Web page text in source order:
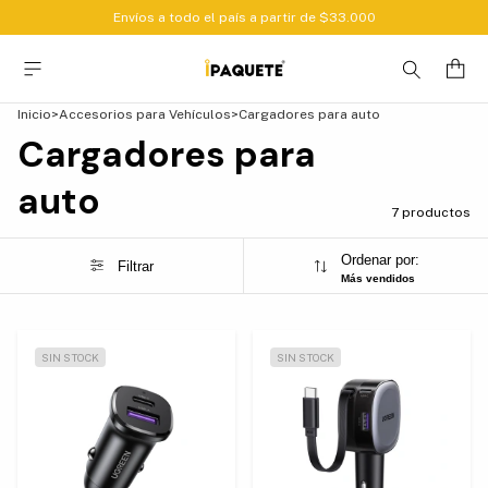
Envíos a todo el país a partir de $33.000
Inicio>Accesorios para Vehículos>Cargadores para auto
Cargadores para
auto
7 productos
Filtrar Ordenar por:
Más vendidos
SIN STOCK SIN STOCK